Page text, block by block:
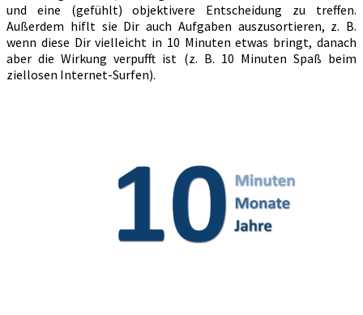
und eine (gefühlt) objektivere Entscheidung zu treffen.
Außerdem hiflt sie Dir auch Aufgaben auszusortieren, z. B.
wenn diese Dir vielleicht in 10 Minuten etwas bringt, danach
aber die Wirkung verpufft ist (z. B. 10 Minuten Spaß beim
ziellosen Internet-Surfen).